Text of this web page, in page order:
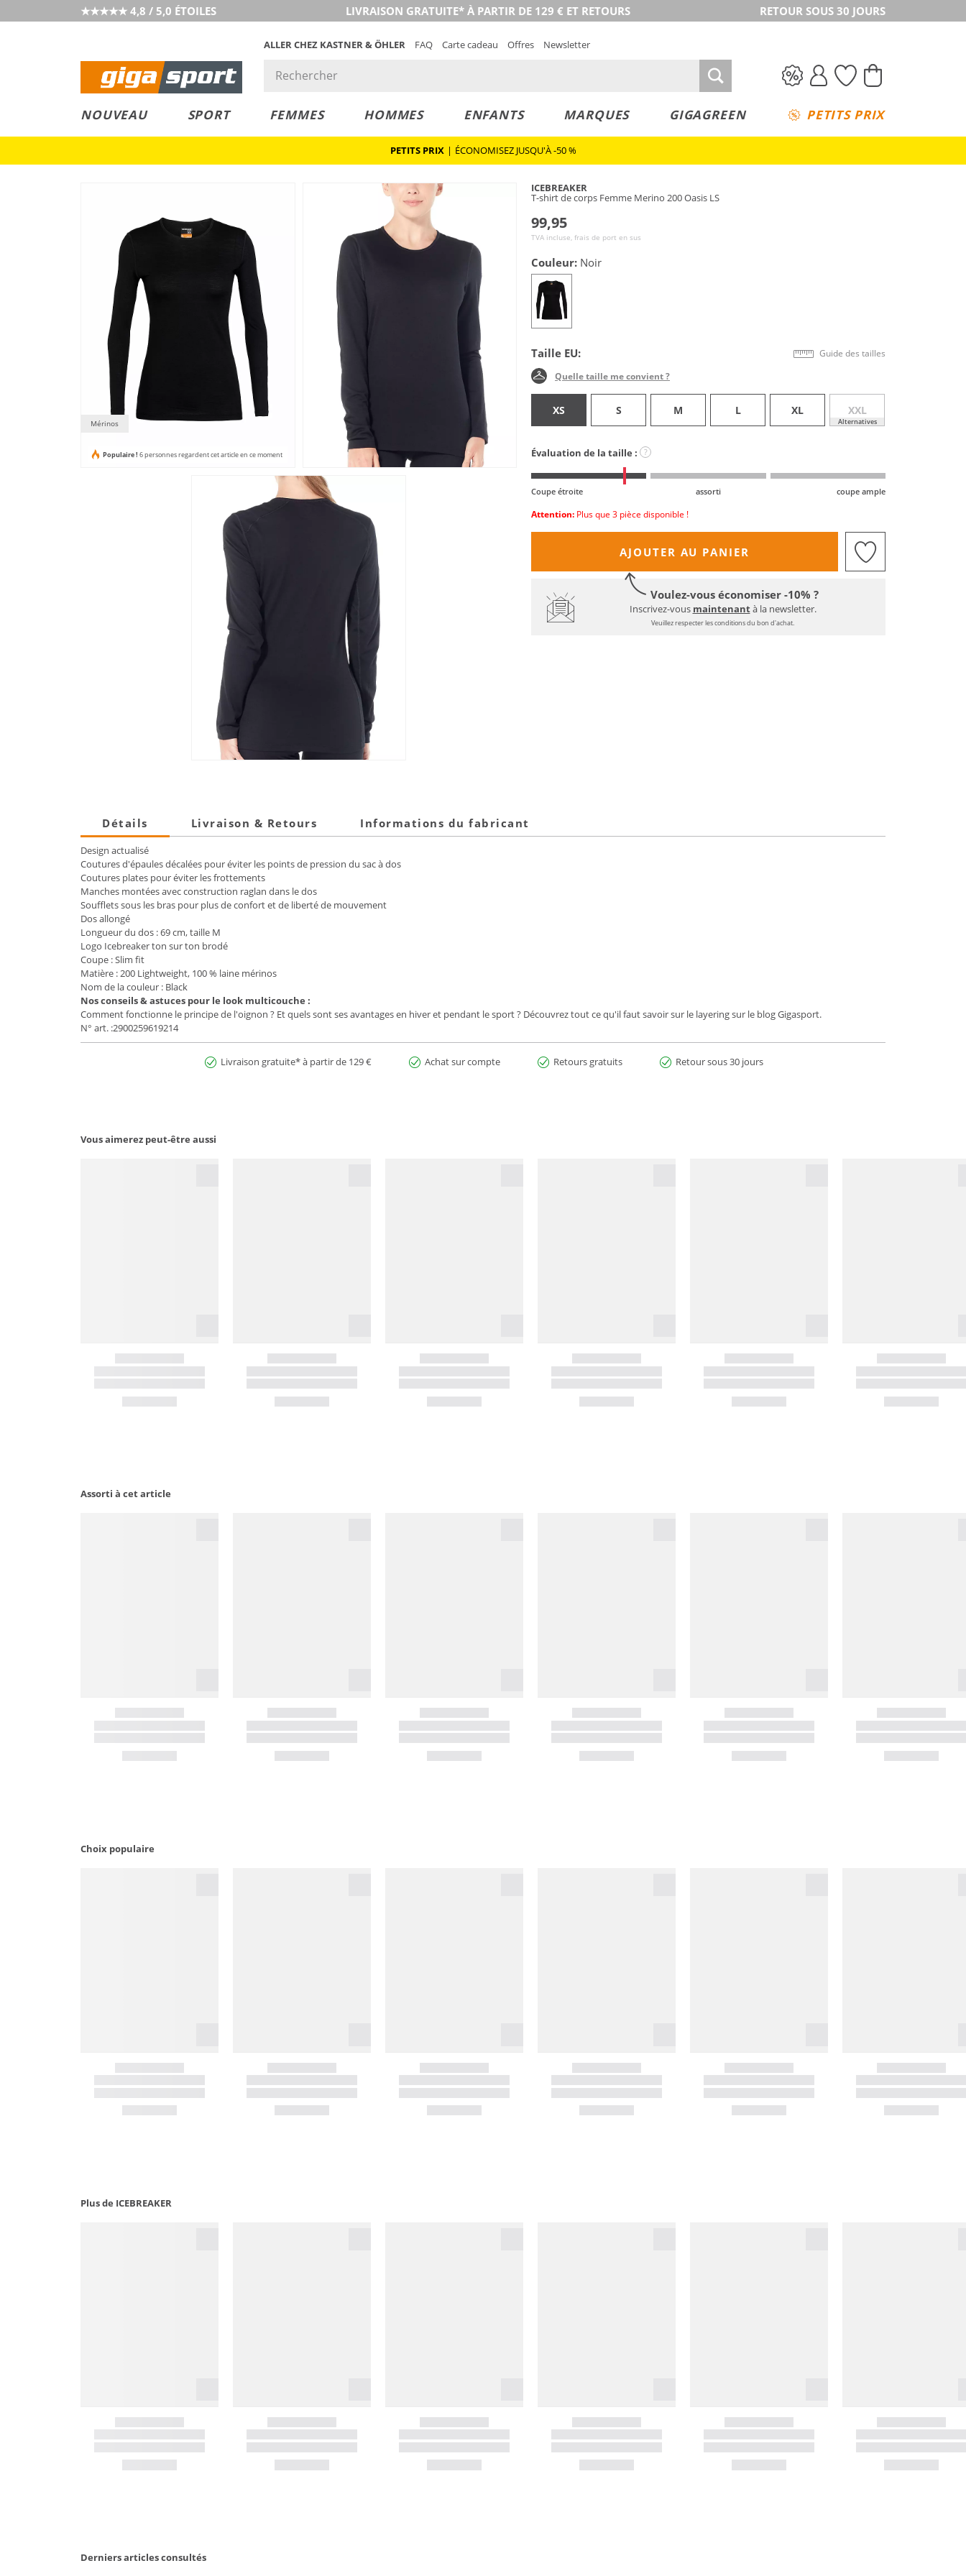
★★★★★ 4,8 / 5,0 ÉTOILES LIVRAISON GRATUITE* À PARTIR DE 129 € ET RETOURS RETOUR SOUS 30 JOURS
ALLER CHEZ KASTNER & ÖHLER FAQ Carte cadeau Offres Newsletter
NOUVEAU SPORT FEMMES HOMMES ENFANTS MARQUES GIGAGREEN PETITS PRIX
PETITS PRIX | ÉCONOMISEZ JUSQU'À -50 %
Mérinos
Populaire ! 6 personnes regardent cet article en ce moment
ICEBREAKER
T-shirt de corps Femme Merino 200 Oasis LS
99,95
TVA incluse, frais de port en sus
Couleur: Noir
Taille EU: Guide des tailles
Quelle taille me convient ?
XS S M L XL XXL
Alternatives
Évaluation de la taille : ?
Coupe étroite assorti coupe ample
Attention: Plus que 3 pièce disponible !
AJOUTER AU PANIER
Voulez-vous économiser -10% ?
Inscrivez-vous maintenantà la newsletter.
Veuillez respecter les conditions du bon d'achat.
Détails Livraison & Retours Informations du fabricant
Design actualisé
Coutures d'épaules décalées pour éviter les points de pression du sac à dos
Coutures plates pour éviter les frottements
Manches montées avec construction raglan dans le dos
Soufflets sous les bras pour plus de confort et de liberté de mouvement
Dos allongé
Longueur du dos : 69 cm, taille M
Logo Icebreaker ton sur ton brodé
Coupe : Slim fit
Matière : 200 Lightweight, 100 % laine mérinos
Nom de la couleur : Black
Nos conseils & astuces pour le look multicouche :
Comment fonctionne le principe de l'oignon ? Et quels sont ses avantages en hiver et pendant le sport ? Découvrez tout ce qu'il faut savoir sur le layering sur le blog Gigasport.
N° art. :2900259619214
Livraison gratuite* à partir de 129 € Achat sur compte Retours gratuits Retour sous 30 jours
Vous aimerez peut-être aussi
Assorti à cet article
Choix populaire
Plus de ICEBREAKER
Derniers articles consultés